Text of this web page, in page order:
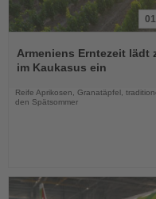
Sie
die
Armeniens Erntezeit lädt
im Kaukasus ein
Reife Aprikosen, Granatäpfel,
den Spätsommer